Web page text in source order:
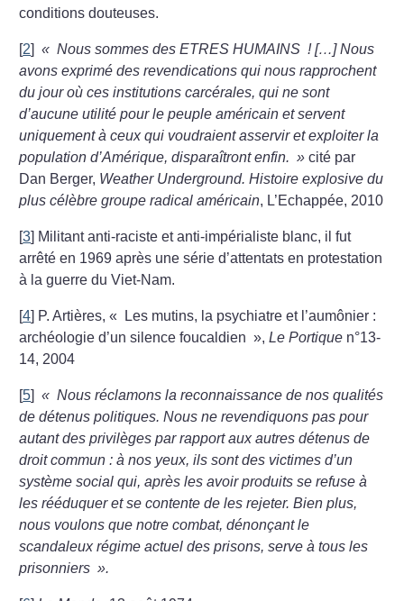
conditions douteuses.
[2] « Nous sommes des ETRES HUMAINS ! […] Nous
avons exprimé des revendications qui nous rapprochent
du jour où ces institutions carcérales, qui ne sont
d’aucune utilité pour le peuple américain et servent
uniquement à ceux qui voudraient asservir et exploiter la
population d’Amérique, disparaîtront enfin. » cité par
Dan Berger, Weather Underground. Histoire explosive du
plus célèbre groupe radical américain, L’Echappée, 2010
[3] Militant anti-raciste et anti-impérialiste blanc, il fut
arrêté en 1969 après une série d’attentats en protestation
à la guerre du Viet-Nam.
[4] P. Artières, «
Les mutins, la psychiatre et l’aumônier :
archéologie d’un silence foucaldien »,Le Portique n°13-
14, 2004
[5] « Nous réclamons la reconnaissance de nos qualités
de détenus politiques. Nous ne revendiquons pas pour
autant des privilèges par rapport aux autres détenus de
droit commun : à nos yeux, ils sont des victimes d’un
système social qui, après les avoir produits se refuse à
les rééduquer et se contente de les rejeter. Bien plus,
nous voulons que notre combat, dénonçant le
scandaleux régime actuel des prisons, serve à tous les
prisonniers ».